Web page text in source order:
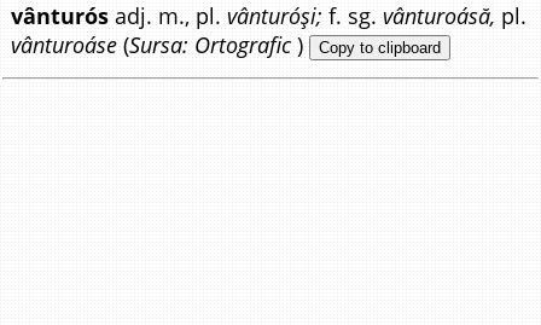
vânturós adj. m., pl. vânturóși; f. sg. vânturoásă, pl.
vânturoáse (Sursa: Ortografic ) Copy to clipboard